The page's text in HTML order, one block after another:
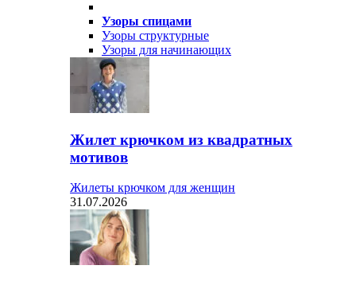
Узоры спицами
Узоры структурные
Узоры для начинающих
Жилет крючком из квадратных
мотивов
Жилеты крючком для женщин
31.07.2026